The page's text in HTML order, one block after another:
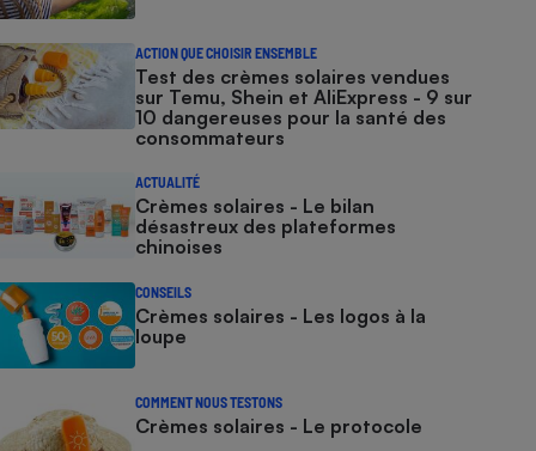
ACTION QUE CHOISIR ENSEMBLE
Test des crèmes solaires vendues
sur Temu, Shein et AliExpress - 9 sur
10 dangereuses pour la santé des
consommateurs
ACTUALITÉ
Crèmes solaires - Le bilan
désastreux des plateformes
chinoises
CONSEILS
Crèmes solaires - Les logos à la
loupe
COMMENT NOUS TESTONS
Crèmes solaires - Le protocole